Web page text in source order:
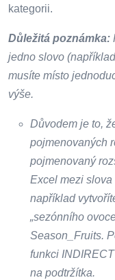
kategorii.
Důležitá poznámka:
jedno slovo
musíte místo
výše.
Důvodem je to,
pojmenovaných
pojmenovaný
Excel mezi
například
„sezónního
Season_Fruits.
funkci
na podtržítka.